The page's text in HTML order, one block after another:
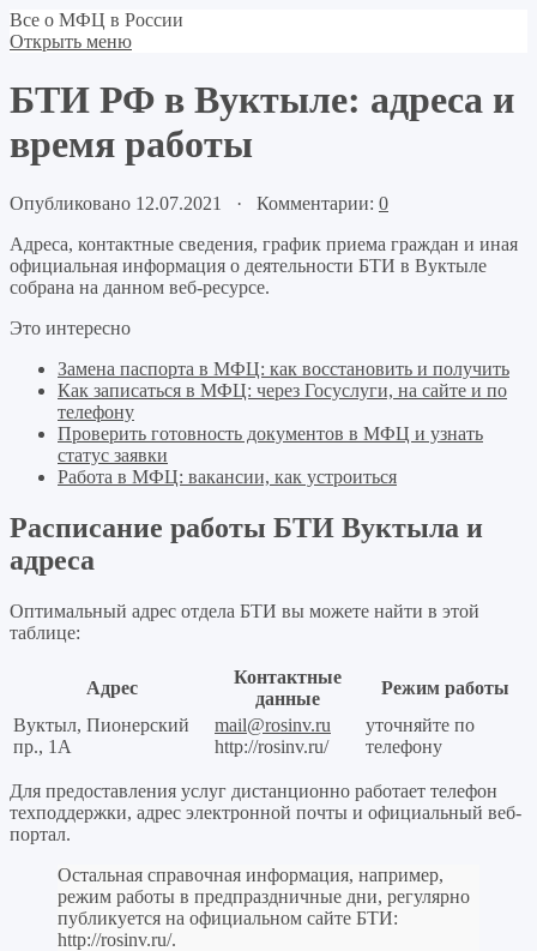
Все о МФЦ в России
Открыть меню
БТИ РФ в Вуктыле: адреса и
время работы
Опубликовано 12.07.2021 · Комментарии: 0
Адреса, контактные сведения, график приема граждан и иная
официальная информация о деятельности БТИ в Вуктыле
собрана на данном веб-ресурсе.
Это интересно
Замена паспорта в МФЦ: как восстановить и получить
Как записаться в МФЦ: через Госуслуги, на сайте и по
телефону
Проверить готовность документов в МФЦ и узнать
статус заявки
Работа в МФЦ: вакансии, как устроиться
Расписание работы БТИ Вуктыла и
адреса
Оптимальный адрес отдела БТИ вы можете найти в этой
таблице:
Адрес
Контактные
данные
Режим работы
Вуктыл, Пионерский
пр., 1А
mail@rosinv.ru
http://rosinv.ru/
уточняйте по
телефону
Для предоставления услуг дистанционно работает телефон
техподдержки, адрес электронной почты и официальный веб-
портал.
Остальная справочная информация, например,
режим работы в предпраздничные дни, регулярно
публикуется на официальном сайте БТИ:
http://rosinv.ru/.